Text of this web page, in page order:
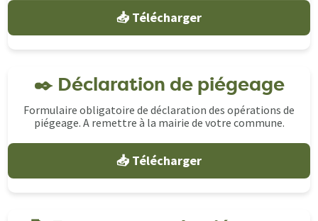
📥 Télécharger
✒️ Déclaration de piégeage
Formulaire obligatoire de déclaration des opérations de
piégeage. A remettre à la mairie de votre commune.
📥 Télécharger